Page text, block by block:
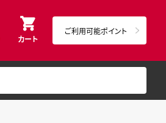
カート
ご利用可能ポイント